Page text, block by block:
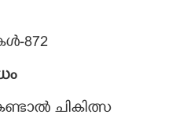
872
ചികിത്സ